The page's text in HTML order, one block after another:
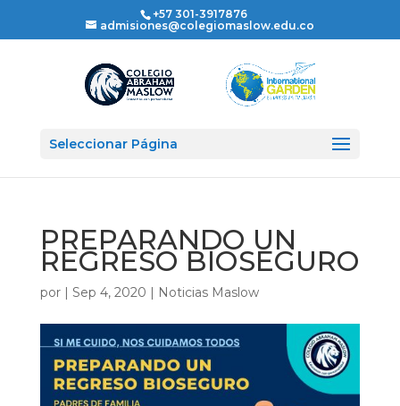
+57 301-3917876
admisiones@colegiomaslow.edu.co
Seleccionar Página
PREPARANDO UN
REGRESO BIOSEGURO
por | Sep 4, 2020 | Noticias Maslow